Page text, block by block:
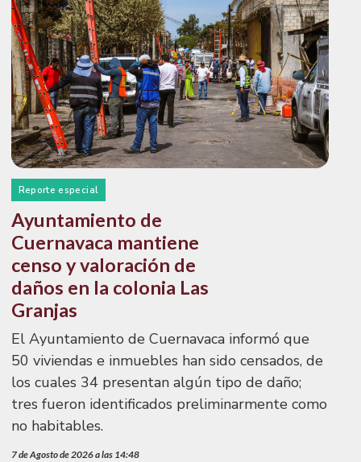
Reporte especial
Ayuntamiento de
Cuernavaca mantiene
censo y valoración de
daños en la colonia Las
Granjas
El Ayuntamiento de Cuernavaca informó que
50 viviendas e inmuebles han sido censados, de
los cuales 34 presentan algún tipo de daño;
tres fueron identificados preliminarmente como
no habitables.
7 de Agosto de 2026 a las 14:48